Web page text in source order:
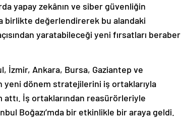
yapay zekânın ve siber güvenliğin
birlikte değerlendirerek bu alandaki
yaratabileceği yeni fırsatları beraber
İzmir, Ankara, Bursa, Gaziantep ve
yeni dönem stratejilerini iş ortaklarıyla
attı. İş ortaklarından reasürörleriyle
Boğazı’mda bir etkinlikle bir araya geldi.